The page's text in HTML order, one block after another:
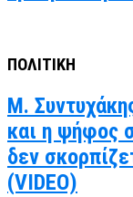
ΠΟΛΙΤΙΚΗ
Μ.
και η ψήφος
δεν
(VIDEO)